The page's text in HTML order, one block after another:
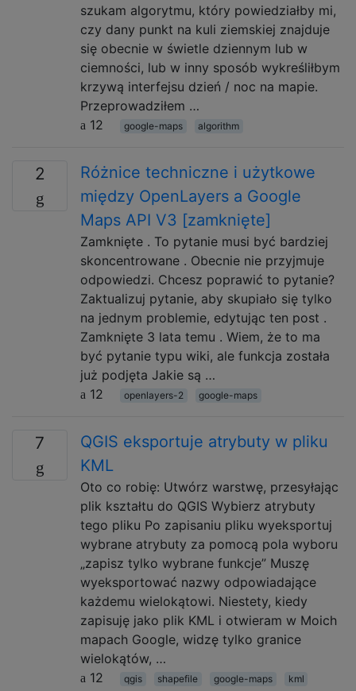
szukam algorytmu, który powiedziałby mi,
czy dany punkt na kuli ziemskiej znajduje
się obecnie w świetle dziennym lub w
ciemności, lub w inny sposób wykreśliłbym
krzywą interfejsu dzień / noc na mapie.
Przeprowadziłem …
12
google-maps algorithm
2
Różnice techniczne i użytkowe
między OpenLayers a Google
Maps API V3 [zamknięte]
Zamknięte . To pytanie musi być bardziej
skoncentrowane . Obecnie nie przyjmuje
odpowiedzi. Chcesz poprawić to pytanie?
Zaktualizuj pytanie, aby skupiało się tylko
na jednym problemie, edytując ten post .
Zamknięte 3 lata temu . Wiem, że to ma
być pytanie typu wiki, ale funkcja została
już podjęta Jakie są …
12
openlayers-2 google-maps
7
QGIS eksportuje atrybuty w pliku
KML
Oto co robię: Utwórz warstwę, przesyłając
plik kształtu do QGIS Wybierz atrybuty
tego pliku Po zapisaniu pliku wyeksportuj
wybrane atrybuty za pomocą pola wyboru
„zapisz tylko wybrane funkcje” Muszę
wyeksportować nazwy odpowiadające
każdemu wielokątowi. Niestety, kiedy
zapisuję jako plik KML i otwieram w Moich
mapach Google, widzę tylko granice
wielokątów, …
12
qgis shapefile google-maps
kml